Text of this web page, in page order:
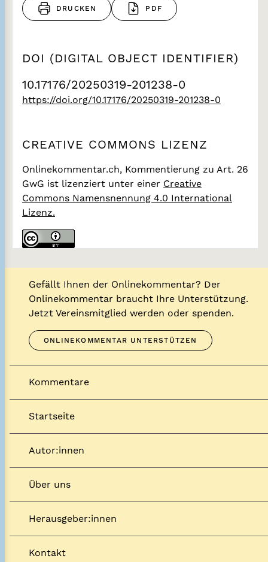
DRUCKEN PDF
DOI (DIGITAL OBJECT IDENTIFIER)
10.17176/20250319-201238-0
https://doi.org/10.17176/20250319-201238-0
CREATIVE COMMONS LIZENZ
Onlinekommentar.ch, Kommentierung zu Art. 26
GwG ist lizenziert unter einer Creative
Commons Namensnennung 4.0 International
Lizenz.
Gefällt Ihnen der Onlinekommentar? Der
Onlinekommentar braucht Ihre Unterstützung.
Jetzt Vereinsmitglied werden oder spenden.
ONLINEKOMMENTAR UNTERSTÜTZEN
Kommentare
Startseite
Autor:innen
Über uns
Herausgeber:innen
Kontakt